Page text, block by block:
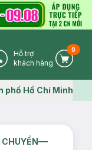
IconPhone Icon
Hỗ trợ
khách hàng
Cart
0
phố Hồ Chí Minh
CHUYỂN